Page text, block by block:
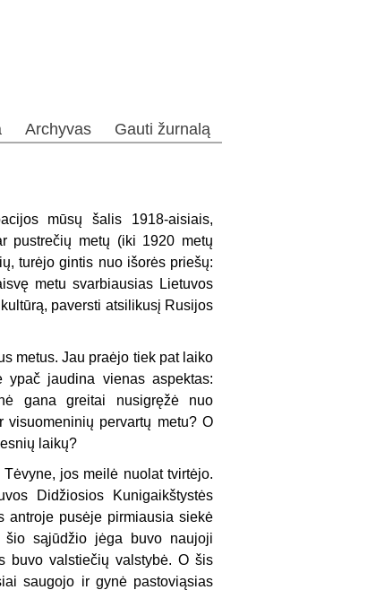
Archyvas Gauti žurnalą
mūsų šalis 1918-aisiais,
pustrečių metų (iki 1920 metų
turėjo gintis nuo išorės priešų:
metu svarbiausias Lietuvos
paversti atsilikusį Rusijos
me­tus. Jau praėjo tiek pat laiko
ypač jaudina vienas aspektas:
gana greitai nusigręžė nuo
pervartų metu? O
laikų?
jos meilė nuolat tvirtėjo.
Didžiosios Kunigaikštystės
antroje pusėje pirmiausia siekė
šio sąjūdžio jėga buvo naujoji
buvo valstiečių valstybė. O šis
saugojo ir gynė pastoviąsias